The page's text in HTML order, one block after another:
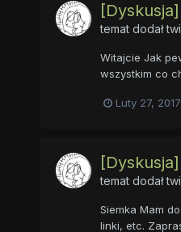
temat dodał
Witajcie Jak
wszystkim co
Luty 27, 2017
temat dodał
Siemka Mam
linki, etc.